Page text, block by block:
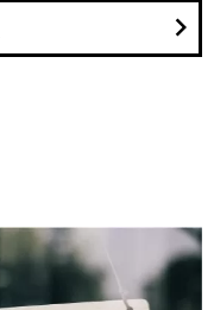
keyboard_arrow_right